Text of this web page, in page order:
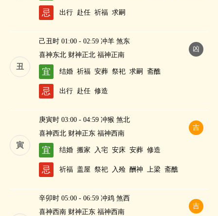
神
斋醮
忌 出行 赴任 祈福 求嗣
丑
凶
己丑时 01:00 - 02:59 冲羊 煞东
喜神东北 财神正北 福神正南
宜 结婚 祈福 安葬 祭祀 求嗣 斋醮
忌 出行 赴任 修造
寅
吉
庚寅时 03:00 - 04:59 冲猴 煞北
喜神西北 财神正东 福神西南
宜 结婚 搬家 入宅 安床 安葬 修造
忌 祈福 盖屋 祭祀 入殓 酬神 上梁 斋醮
吉
辛卯时 05:00 - 06:59 冲鸡 煞西
喜神西南 财神正东 福神西南